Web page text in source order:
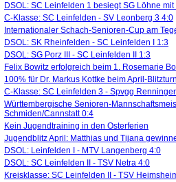
DSOL: SC Leinfelden 1 besiegt SG Löhne mit
C-Klasse: SC Leinfelden - SV Leonberg 3 4:0
Internationaler Schach-Senioren-Cup am
DSOL: SK Rheinfelden - SC Leinfelden I 1:3
DSOL: SG Porz III - SC Leinfelden II 1:3
Felix Bowitz erfolgreich beim 1. Rosemarie
100% für Dr. Markus Kottke beim April-
C-Klasse: SC Leinfelden 3 - Spvgg
Württembergische Senioren-
Schmiden/Cannstatt 0:4
Kein Jugendtraining in den Osterferien
Jugendblitz April: Matthias und Tijana
DSOL: Leinfelden I - MTV Langenberg 4:0
DSOL: SC Leinfelden II - TSV Netra 4:0
Kreisklasse: SC Leinfelden II - TSV